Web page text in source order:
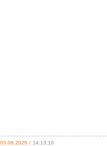
03.08.2026 / 14:13:10